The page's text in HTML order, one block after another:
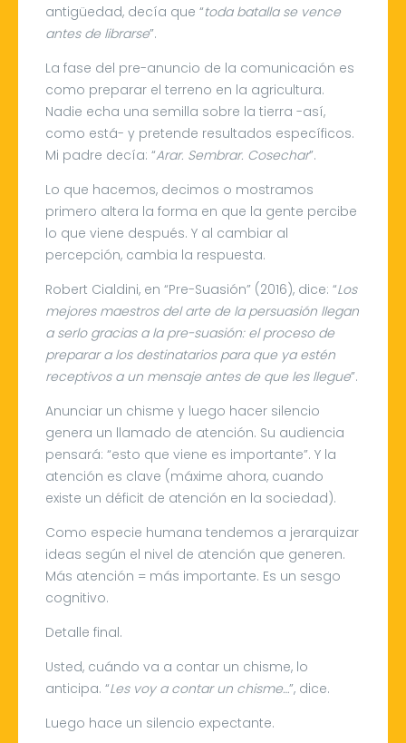
antigüedad, decía que “toda batalla se vence
antes de librarse”.
La fase del pre-anuncio de la comunicación es
como preparar el terreno en la agricultura.
Nadie echa una semilla sobre la tierra -así,
como está- y pretende resultados específicos.
Mi padre decía: “Arar. Sembrar. Cosechar”.
Lo que hacemos, decimos o mostramos
primero altera la forma en que la gente percibe
lo que viene después. Y al cambiar al
percepción, cambia la respuesta.
Robert Cialdini, en “Pre-Suasión” (2016), dice: “Los
mejores maestros del arte de la persuasión llegan
a serlo gracias a la pre-suasión: el proceso de
preparar a los destinatarios para que ya estén
receptivos a un mensaje antes de que les llegue”.
Anunciar un chisme y luego hacer silencio
genera un llamado de atención. Su audiencia
pensará: “esto que viene es importante”. Y la
atención es clave (máxime ahora, cuando
existe un déficit de atención en la sociedad).
Como especie humana tendemos a jerarquizar
ideas según el nivel de atención que generen.
Más atención = más importante. Es un sesgo
cognitivo.
Detalle final.
Usted, cuándo va a contar un chisme, lo
anticipa. “Les voy a contar un chisme…”, dice.
Luego hace un silencio expectante.